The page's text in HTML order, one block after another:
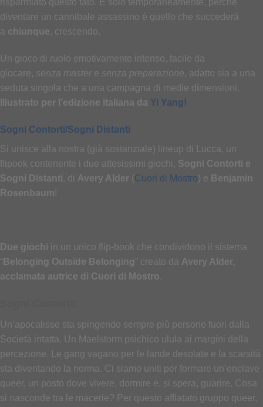
risparmiato questo fato. E solo temporaneamente, perché
diventare un cannibale assassino è quello che succederà
a chiunque, crescendo.
Un gioco di ruolo emotivamente intenso, facile da
giocare, senza master e senza preparazione, adatto sia a una
seduta singola che a una campagna di medie dimensioni.
Illustrato per l’edizione italiana da Yi Yang!
Sogni Contorti/Sogni Distanti
Si unisce alla nostra (già sostanziale) lineup di Lucca, un
flipook contenente i due attesissimi giochi, Sogni Contorti e
Sogni Distanti, di Avery Alder (Cuori di Mostro) e Benjamin
Rosenbaum!
Due giochi in un unico flip-book che condividono il sistema
“ Belonging Outside Belonging” creato da Avery Alder,
acclamata autrice di Cuori di Mostro.
Un’apocalisse sta spingendo sempre più persone fuori dalla
Società intatta. Un Maelstorm psichico ulula ai margini della
percezione. Le gang vagano per le lande desolate e la scarsità
sta diventando la norma. Ci siamo uniti per formare un’enclave
queer, un posto dove vivere, dormire e, si spera, guarire. Cosa
si nasconde tra le macerie? Per questo affiatato gruppo queer,